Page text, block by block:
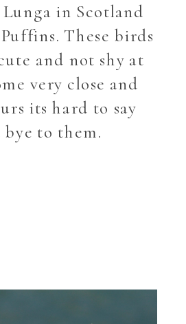
in Scotland
These birds
and not shy at
very close and
its hard to say
bye to them.